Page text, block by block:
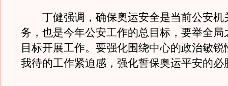
丁健强调，确保奥运安全是当前公安机
务，也是今年公安工作的总目标，要举全局
目标开展工作。要强化围绕中心的政治敏锐
我待的工作紧迫感，强化誓保奥运平安的必